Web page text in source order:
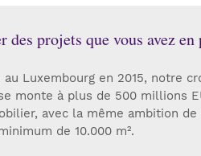
des projets que vous avez
Luxembourg en 2015, notre
monte à plus de 500 millions
avec la même ambition
de 10.000 m².